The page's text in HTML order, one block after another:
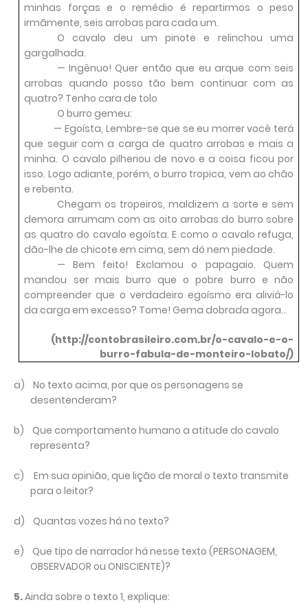
minhas forças e o remédio é repartirmos o peso
irmãmente, seis arrobas para cada um.
O cavalo deu um pinote e relinchou uma
gargalhada.
— Ingênuo! Quer então que eu arque com seis
arrobas quando posso tão bem continuar com as
quatro? Tenho cara de tolo
O burro gemeu:
— Egoísta, Lembre-se que se eu morrer você terá
que seguir com a carga de quatro arrobas e mais a
minha. O cavalo pilheriou de novo e a coisa ficou por
isso. Logo adiante, porém, o burro tropica, vem ao chão
e rebenta.
Chegam os tropeiros, maldizem a sorte e sem
demora arrumam com as oito arrobas do burro sobre
as quatro do cavalo egoísta. E como o cavalo refuga,
dão-lhe de chicote em cima, sem dó nem piedade.
— Bem feito! Exclamou o papagaio. Quem
mandou ser mais burro que o pobre burro e não
compreender que o verdadeiro egoísmo era aliviá-lo
da carga em excesso? Tome! Gema dobrada agora…
(http://contobrasileiro.com.br/o-cavalo-e-o-
burro-fabula-de-monteiro-lobato/)
a)
No texto acima, por que os personagens se
desentenderam?
b)
Que comportamento humano a atitude do cavalo
representa?
c)
Em sua opinião, que lição de moral o texto transmite
para o leitor?
d) Quantas vozes há no texto?
e)
Que tipo de narrador há nesse texto (PERSONAGEM,
OBSERVADOR ou ONISCIENTE)?
5.Ainda sobre o texto 1, explique: